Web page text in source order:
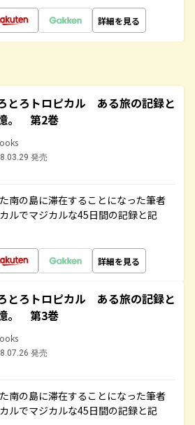
詳細を見る
とろトロピカル ある旅の記録と
。 第2巻
発売
南の島に滞在することになった筆者
ルでマジカルな45日間の記録と記
詳細を見る
とろトロピカル ある旅の記録と
。 第3巻
発売
南の島に滞在することになった筆者
ルでマジカルな45日間の記録と記